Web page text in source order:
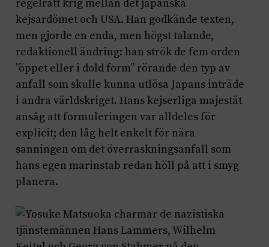
regelrätt krig mellan det japanska
kejsardömet och USA. Han godkände texten,
men gjorde en enda, men högst talande,
redaktionell ändring: han strök de fem orden
”öppet eller i dold form” rörande den typ av
anfall som skulle kunna utlösa Japans inträde
i andra världskriget. Hans kejserliga majestät
ansåg att formuleringen var alldeles för
explicit; den låg helt enkelt för nära
sanningen om det överraskningsanfall som
hans egen marinstab redan höll på att i smyg
planera.